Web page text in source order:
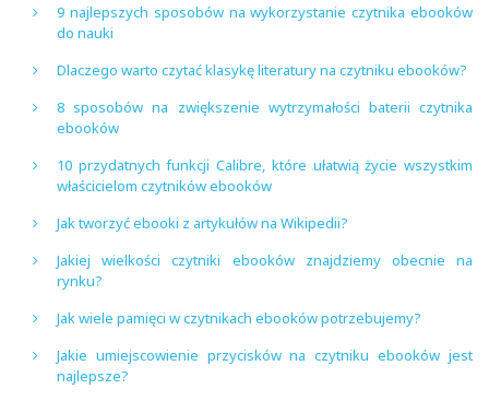
9 najlepszych sposobów na wykorzystanie czytnika ebooków
do nauki
Dlaczego warto czytać klasykę literatury na czytniku ebooków?
8 sposobów na zwiększenie wytrzymałości baterii czytnika
ebooków
10 przydatnych funkcji Calibre, które ułatwią życie wszystkim
właścicielom czytników ebooków
Jak tworzyć ebooki z artykułów na Wikipedii?
Jakiej wielkości czytniki ebooków znajdziemy obecnie na
rynku?
Jak wiele pamięci w czytnikach ebooków potrzebujemy?
Jakie umiejscowienie przycisków na czytniku ebooków jest
najlepsze?